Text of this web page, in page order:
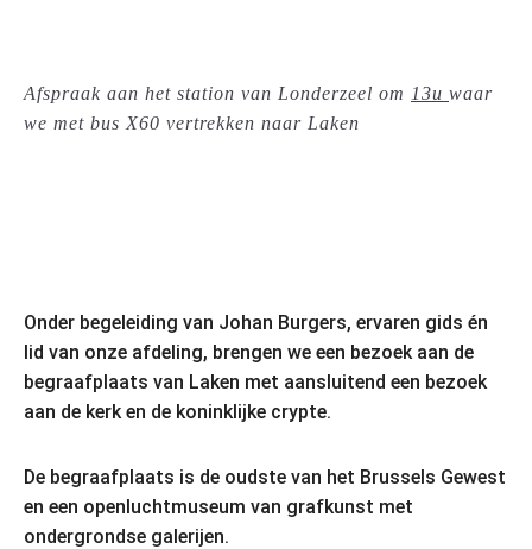
Afspraak aan het station van Londerzeel om 13u waar
we met bus X60 vertrekken naar Laken
Onder begeleiding van Johan Burgers, ervaren gids én
lid van onze afdeling, brengen we een bezoek aan de
begraafplaats van Laken met aansluitend een bezoek
aan de kerk en de koninklijke crypte.
De begraafplaats is de oudste van het Brussels Gewest
en een openluchtmuseum van grafkunst met
ondergrondse galerijen.